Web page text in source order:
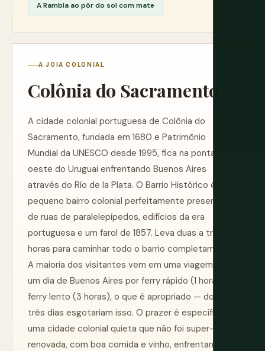
A Rambla ao pôr do sol com mate
A JOIA COLONIAL
Colônia do Sacramento
A cidade colonial portuguesa de Colônia do
Sacramento, fundada em 1680 e Patrimônio
Mundial da UNESCO desde 1995, fica na ponta
oeste do Uruguai enfrentando Buenos Aires
através do Río de la Plata. O Barrio Histórico é um
pequeno bairro colonial perfeitamente preservado
de ruas de paralelepípedos, edifícios da era
portuguesa e um farol de 1857. Leva duas a três
horas para caminhar todo o barrio completamente.
A maioria dos visitantes vem em uma viagem de
um dia de Buenos Aires por ferry rápido (1 hora) ou
ferry lento (3 horas), o que é apropriado — dois ou
três dias esgotariam isso. O prazer é específico:
uma cidade colonial quieta que não foi super-
renovada, com boa comida e vinho, enfrentando